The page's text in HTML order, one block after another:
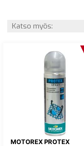
Katso myös:
MOTOREX PROTEX